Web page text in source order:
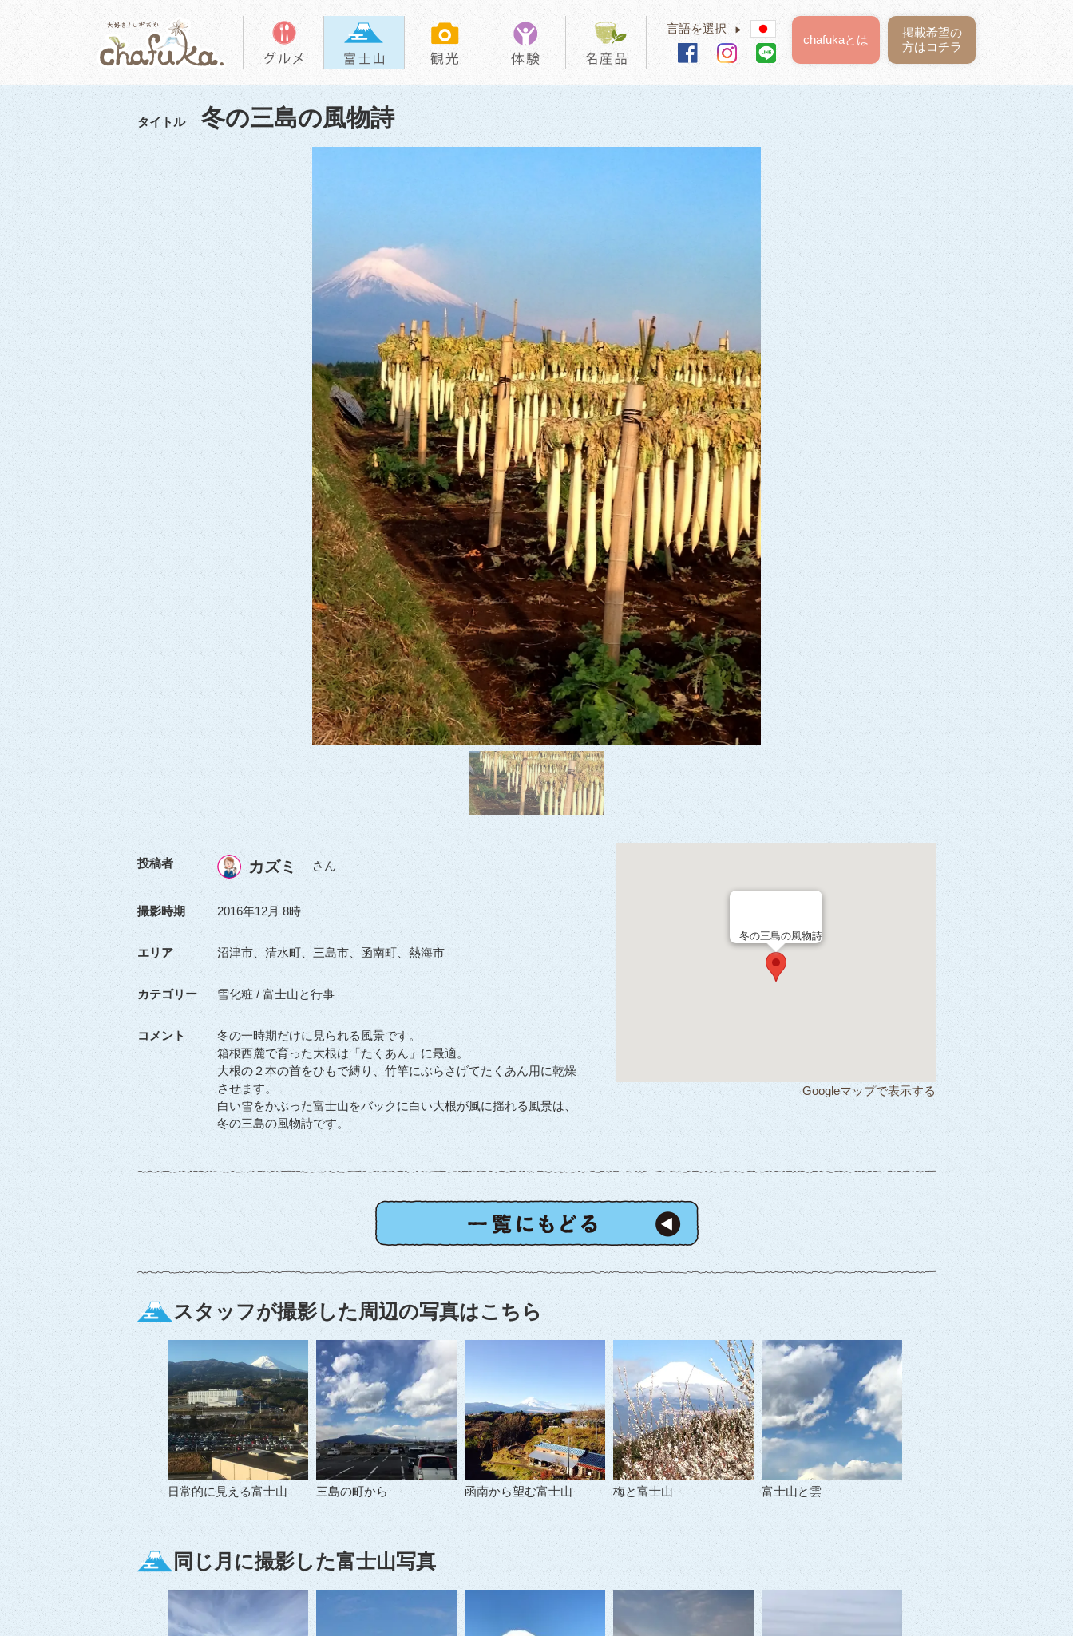
言語を選択 ▶
掲載希望の
方はコチラ
chafukaとは
タイトル 冬の三島の風物詩
投稿者 カズミ さん
撮影時期 2016年12月 8時
エリア 沼津市、清水町、三島市、函南町、熱海市
カテゴリー 雪化粧 / 富士山と行事
コメント
冬の一時期だけに見られる風景です。
箱根西麓で育った大根は「たくあん」に最適。
大根の２本の首をひもで縛り、竹竿にぶらさげてたくあん用に乾燥
させます。
白い雪をかぶった富士山をバックに白い大根が風に揺れる風景は、
冬の三島の風物詩です。
冬の三島の風物詩
Googleマップで表示する
スタッフが撮影した周辺の写真はこちら
日常的に見える富士山 三島の町から 函南から望む富士山 梅と富士山 富士山と雲
同じ月に撮影した富士山写真